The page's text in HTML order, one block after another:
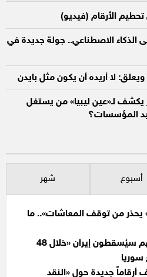
الأرقام (فيديو)
الذكاء الاصطناعي.. جولة جديدة في
لا أريده أن يكون مثل بايدن
يكشف لـ«عين ليبيا» من يستغل
المؤسسات؟
أسبوع شهر
يحذر من توقف المعاشات».. ما
بزشكيان: تصوروا أنهم سيُسقطون إيران «خلال 48
سوريا
جديدة حول «النقد